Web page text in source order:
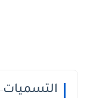
التسميات